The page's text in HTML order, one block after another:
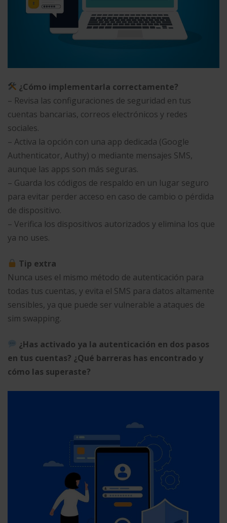
¿Cómo implementarla correctamente?
– Revisa las configuraciones de seguridad en tus
cuentas bancarias, correos electrónicos y redes
sociales.
– Activa la opción con una app dedicada (Google
Authenticator, Authy) o mediante mensajes SMS,
aunque las apps son más seguras.
– Guarda los códigos de respaldo en un lugar seguro
para evitar perder acceso en caso de cambio o pérdida
de dispositivo.
– Verifica los dispositivos autorizados y elimina los que
ya no uses.
Tip extra
Nunca uses el mismo método de autenticación para
todas tus cuentas, y evita el SMS para datos altamente
sensibles, ya que puede ser vulnerable a ataques de
sim swapping.
¿Has activado ya la autenticación en dos pasos
en tus cuentas? ¿Qué barreras has encontrado y
cómo las superaste?